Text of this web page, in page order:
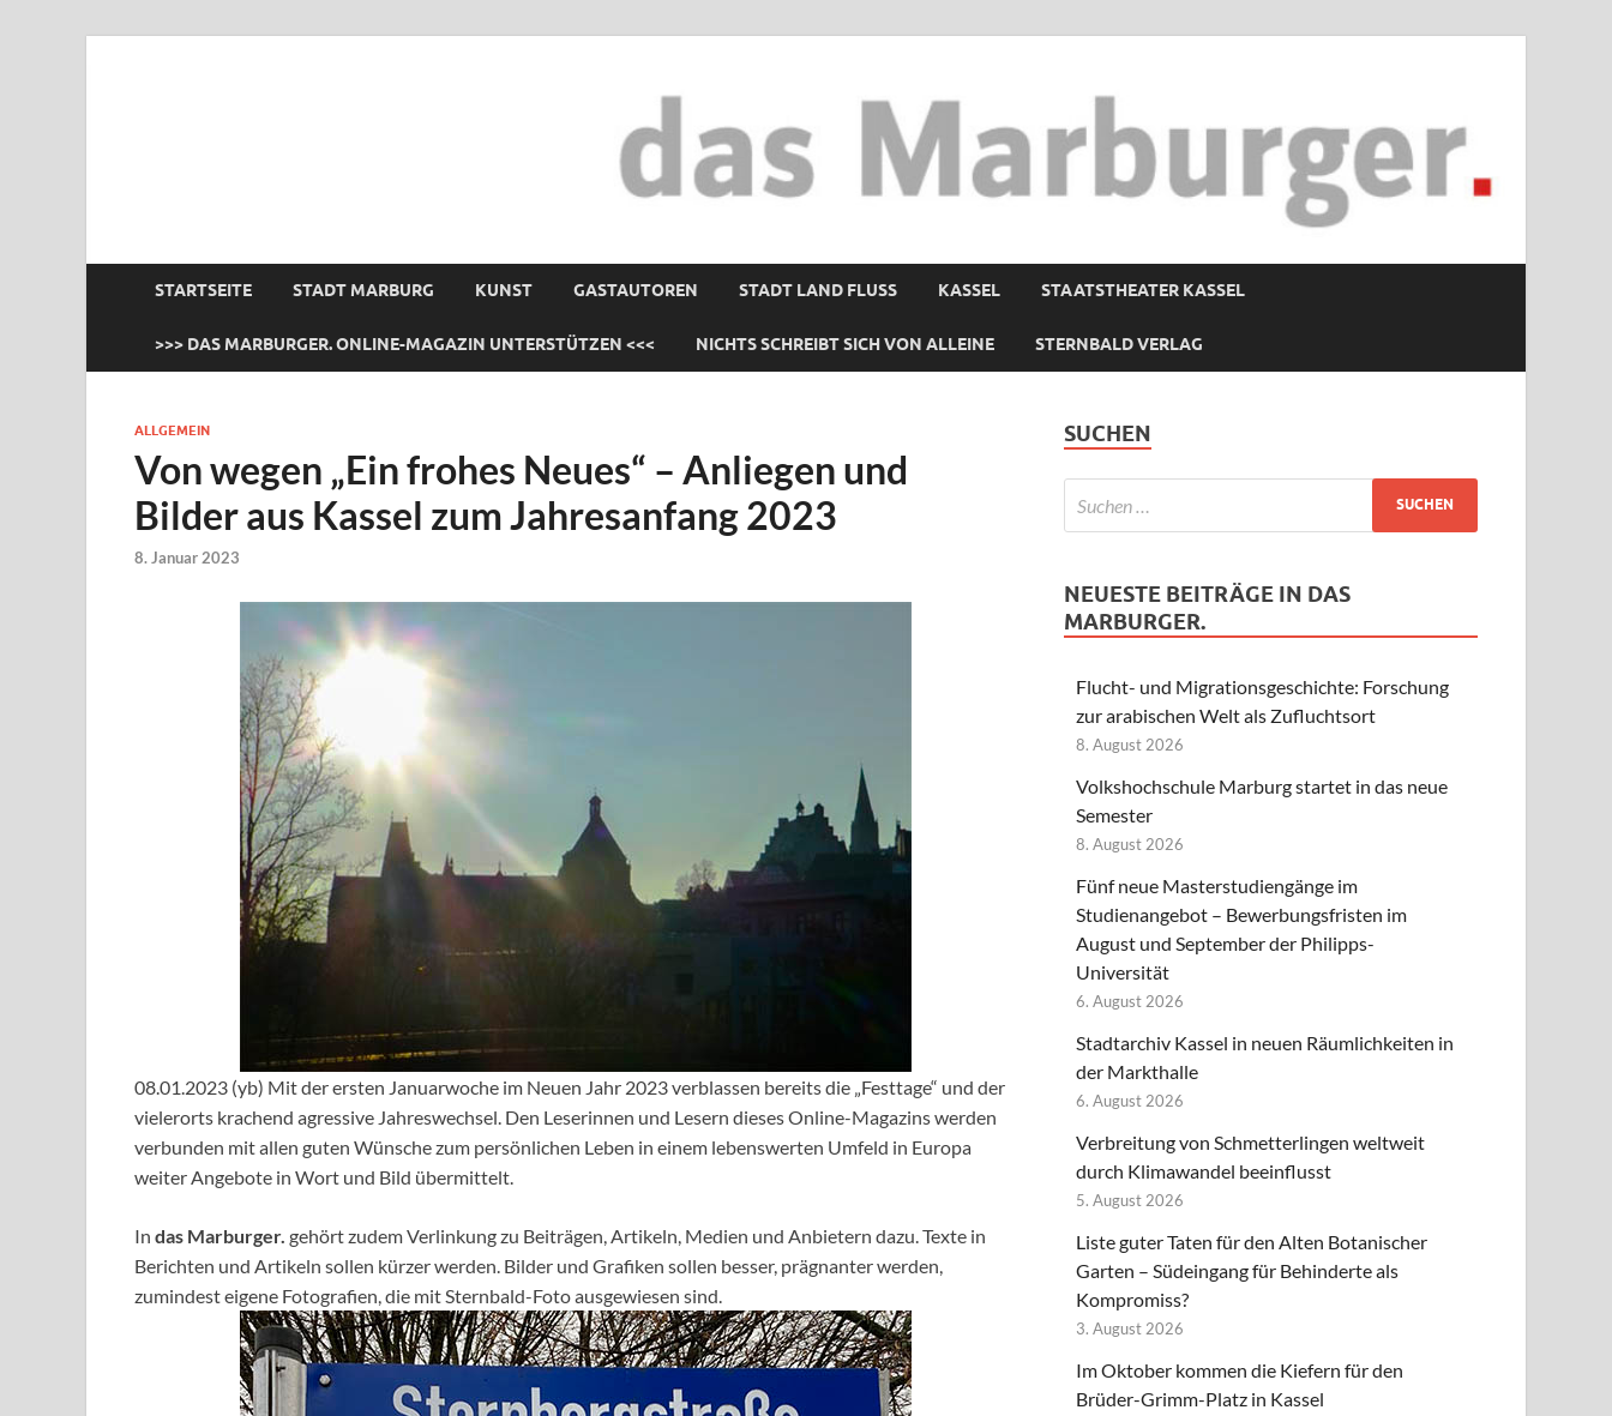
STARTSEITE STADT MARBURG KUNST GASTAUTOREN STADT LAND FLUSS KASSEL STAATSTHEATER KASSEL
>>> DAS MARBURGER. ONLINE-MAGAZIN UNTERSTÜTZEN <<< NICHTS SCHREIBT SICH VON ALLEINE STERNBALD VERLAG
ALLGEMEIN
Von wegen „Ein frohes Neues“ – Anliegen und
Bilder aus Kassel zum Jahresanfang 2023
8. Januar 2023
08.01.2023 (yb) Mit der ersten Januarwoche im Neuen Jahr 2023 verblassen bereits die „Festtage“ und der
vielerorts krachend agressive Jahreswechsel. Den Leserinnen und Lesern dieses Online-Magazins werden
verbunden mit allen guten Wünsche zum persönlichen Leben in einem lebenswerten Umfeld in Europa
weiter Angebote in Wort und Bild übermittelt.
In das Marburger. gehört zudem Verlinkung zu Beiträgen, Artikeln, Medien und Anbietern dazu. Texte in
Berichten und Artikeln sollen kürzer werden. Bilder und Grafiken sollen besser, prägnanter werden,
zumindest eigene Fotografien, die mit Sternbald-Foto ausgewiesen sind.
SUCHEN
NEUESTE BEITRÄGE IN DAS
MARBURGER.
Flucht- und Migrationsgeschichte: Forschung
zur arabischen Welt als Zufluchtsort
8. August 2026
Volkshochschule Marburg startet in das neue
Semester
8. August 2026
Fünf neue Masterstudiengänge im
Studienangebot – Bewerbungsfristen im
August und September der Philipps-
Universität
6. August 2026
Stadtarchiv Kassel in neuen Räumlichkeiten in
der Markthalle
6. August 2026
Verbreitung von Schmetterlingen weltweit
durch Klimawandel beeinflusst
5. August 2026
Liste guter Taten für den Alten Botanischer
Garten – Südeingang für Behinderte als
Kompromiss?
3. August 2026
Im Oktober kommen die Kiefern für den
Brüder-Grimm-Platz in Kassel